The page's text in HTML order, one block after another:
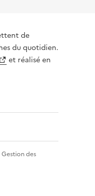
de
du quotidien.
et réalisé en
Gestion des